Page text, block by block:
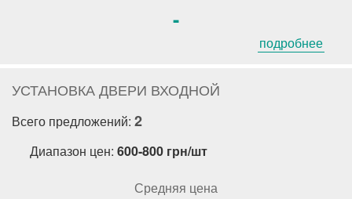
-
подробнее
УСТАНОВКА ДВЕРИ ВХОДНОЙ
Всего предложений: 2
Диапазон цен: 600-800 грн/шт
Средняя цена